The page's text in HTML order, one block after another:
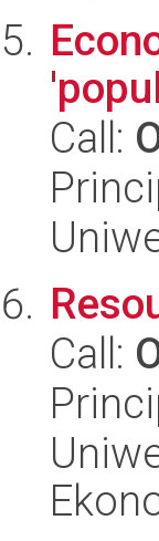
Call:
Call: